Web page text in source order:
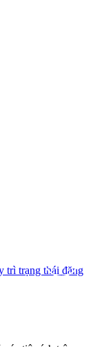
trì trạng thái đăng